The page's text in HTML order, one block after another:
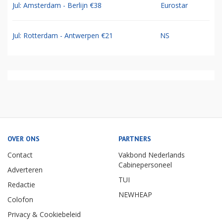
Jul: Amsterdam - Berlijn €38 Eurostar
Jul: Rotterdam - Antwerpen €21 NS
OVER ONS
Contact
Adverteren
Redactie
Colofon
Privacy & Cookiebeleid
PARTNERS
Vakbond Nederlands
Cabinepersoneel
TUI
NEWHEAP